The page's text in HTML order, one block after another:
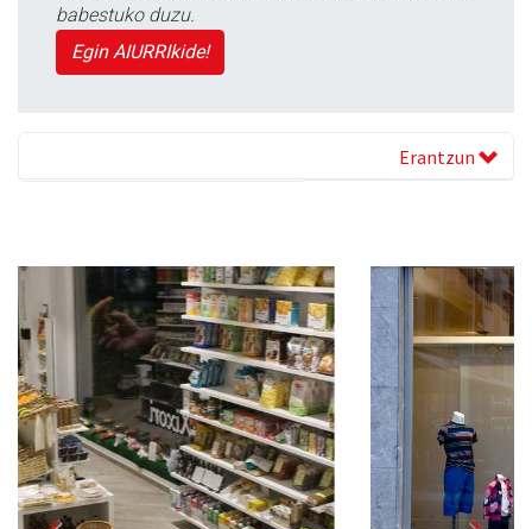
babestuko duzu.
Egin AIURRIkide!
Erantzun